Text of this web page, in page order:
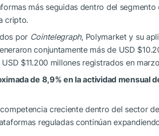
más seguidas dentro del segmento
cripto.
por Cointelegraph, Polymarket y su
conjuntamente más de USD
$11.200 millones registrados en
de 8,9% en la actividad mensual
creciente dentro del sector
reguladas continúan